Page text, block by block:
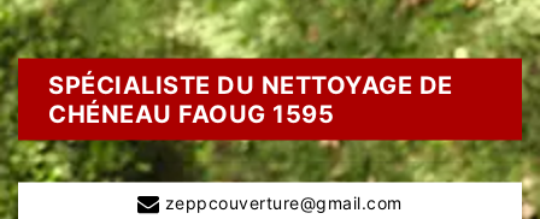
SPÉCIALISTE DU NETTOYAGE DE
CHÉNEAU FAOUG 1595
zeppcouverture@gmail.com